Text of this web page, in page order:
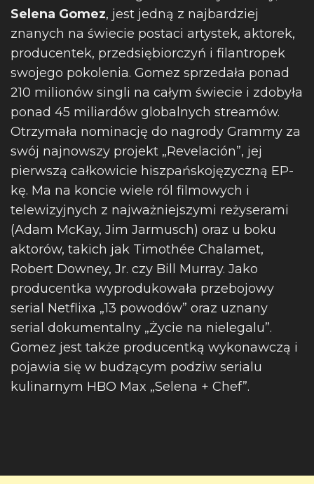
Selena Gomez, jest jedną z najbardziej
znanych na świecie postaci artystek, aktorek,
producentek, przedsiębiorczyń i filantropek
swojego pokolenia. Gomez sprzedała ponad
210 milionów singli na całym świecie i zdobyła
ponad 45 miliardów globalnych streamów.
Otrzymała nominację do nagrody Grammy za
swój najnowszy projekt „Revelación”, jej
pierwszą całkowicie hiszpańskojęzyczną EP-
kę. Ma na koncie wiele ról filmowych i
telewizyjnych z najważniejszymi reżyserami
(Adam McKay, Jim Jarmusch) oraz u boku
aktorów, takich jak Timothée Chalamet,
Robert Downey, Jr. czy Bill Murray. Jako
producentka wyprodukowała przebojowy
serial Netflixa „13 powodów” oraz uznany
serial dokumentalny „Życie na nielegalu”.
Gomez jest także producentką wykonawczą i
pojawia się w budzącym podziw serialu
kulinarnym HBO Max „Selena + Chef”.